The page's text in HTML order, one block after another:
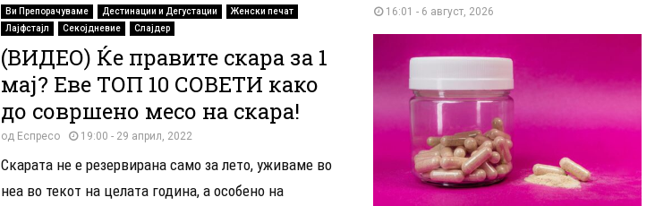
Ви Препорачуваме Дестинации и Дегустации
Женски печат
Лајфстајл
Секојдневие Слајдер
(ВИДЕО) Ќе правите скара за 1
мај? Еве ТОП 10 СОВЕТИ како
до совршено месо на скара!
од Еспресо 19:00 - 29 април, 2022
Скарата не е резервирана само за лето, уживаме во
неа во текот на целата година, а особено на
16:01 - 6 август, 2026